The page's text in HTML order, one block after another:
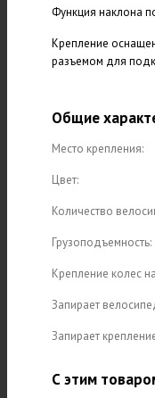
Функция наклона
Крепление
разъемом для
Общие
Место крепления:
Цвет:
Количество
Грузоподъемность:
Крепление колес
Запирает
Запирает
С этим